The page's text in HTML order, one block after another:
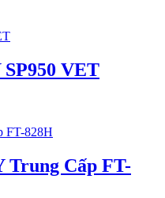
VET
Trung Cấp FT-